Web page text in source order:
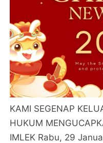
KAMI SEGENAP
HUKUM
IMLEK Rabu, 29